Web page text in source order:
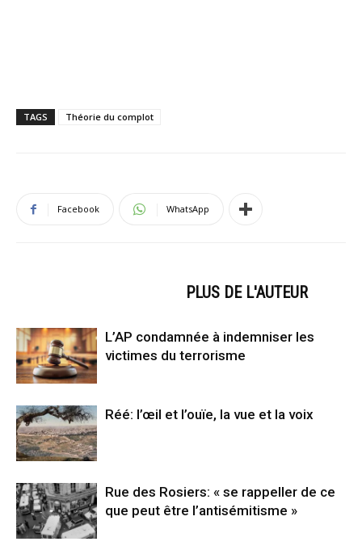
TAGS Théorie du complot
Facebook WhatsApp
PLUS DE L'AUTEUR
L’AP condamnée à indemniser les
victimes du terrorisme
Réé: l’œil et l’ouïe, la vue et la voix
Rue des Rosiers: « se rappeller de ce
que peut être l’antisémitisme »